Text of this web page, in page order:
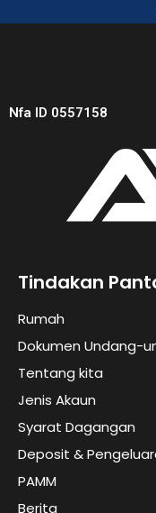
Nfa ID 0557158
Tindakan
Rumah
Dokumen Undang-
Tentang kita
Jenis Akaun
Syarat Dagangan
Deposit &
PAMM
Berita